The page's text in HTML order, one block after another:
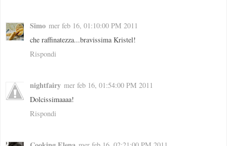
Simo mer feb 16, 01:10:00 PM 2011
che raffinatezza...bravissima Kristel!
Rispondi
nightfairy mer feb 16, 01:54:00 PM 2011
Dolcissimaaaa!
Rispondi